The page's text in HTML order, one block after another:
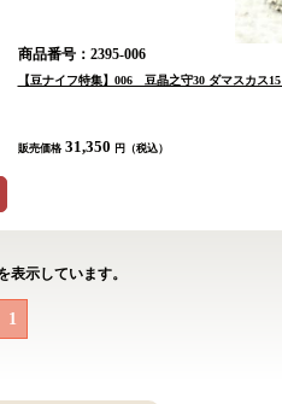
商品番号：2395-006
【豆ナイフ特集】006 豆晶之守30 ダマスカ
販売価格 31,350 円（税込）
表示しています。
1